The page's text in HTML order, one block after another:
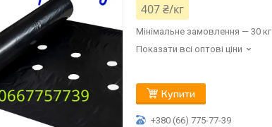
407 ₴/кг
Мінімальне замовлення — 30 кг
Показати всі оптові ціни
Купити
+380 (66) 775-77-39